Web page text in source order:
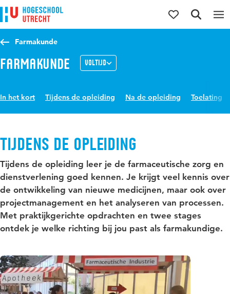
Direct naar de inhoud
Direct naar de hoofdnavigatie
Direct naar de zoekfunctie
Farmakunde
Farmakunde Voltijd
In het kort Tijdens de opleiding Na de opleiding Toelating
Tijdens de opleiding
Tijdens de opleiding leer je de farmaceutische zorg en
dienstverlening goed kennen. Je krijgt veel kennis over
de ontwikkeling van nieuwe medicijnen, maar ook over
projectmanagement en het analyseren van processen.
Met praktijkgerichte opdrachten en twee stages
ontdek je welke richting bij jou past als farmakundige.